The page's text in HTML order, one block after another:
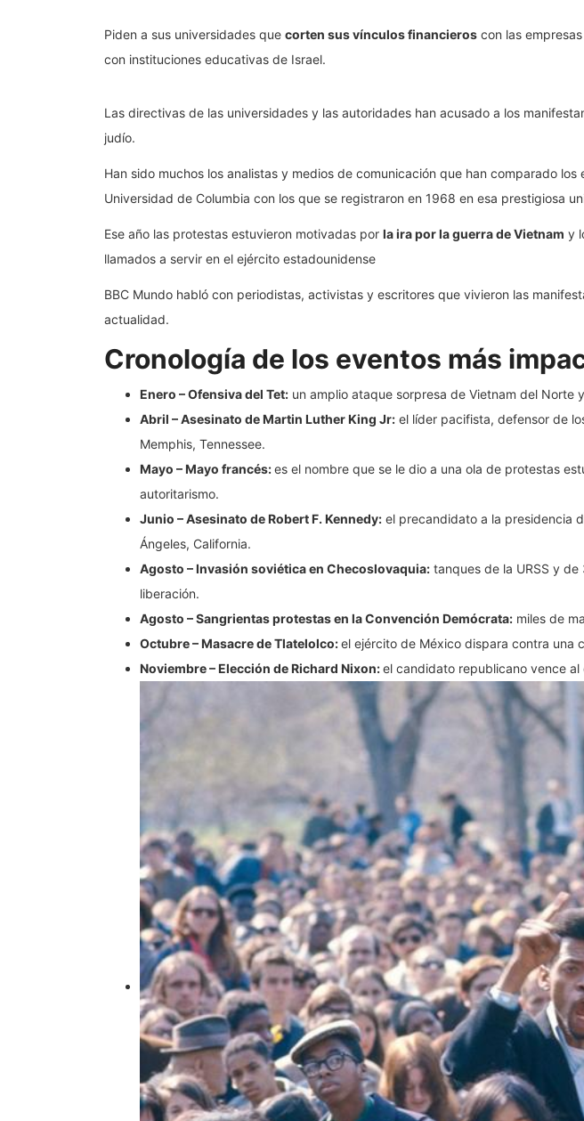
Piden a sus universidades que corten sus vínculos financieros con las
con instituciones educativas de Israel.
Las directivas de las universidades y las autoridades han acusado a los
judío.
Han sido muchos los analistas y medios de comunicación que han comparado
Universidad de Columbia con los que se registraron en 1968 en esa prestigiosa
Ese año las protestas estuvieron motivadas por la ira por la guerra de Vietnam y
llamados a servir en el ejército estadounidense
BBC Mundo habló con periodistas, activistas y escritores que vivieron las
actualidad.
Cronología de los eventos más
Enero – Ofensiva del Tet: un amplio ataque sorpresa de Vietnam del Norte
Abril – Asesinato de Martin Luther King Jr: el líder pacifista, defensor de
Memphis, Tennessee.
Mayo – Mayo francés:es el nombre que se le dio a una ola de protestas
autoritarismo.
Junio – Asesinato de Robert F. Kennedy: el precandidato a la presidencia
Ángeles, California.
Agosto – Invasión soviética en Checoslovaquia: tanques de la URSS y
liberación.
Agosto – Sangrientas protestas en la Convención Demócrata: miles de
Octubre – Masacre de Tlatelolco:el ejército de México dispara contra una
Noviembre – Elección de Richard Nixon:el candidato republicano vence